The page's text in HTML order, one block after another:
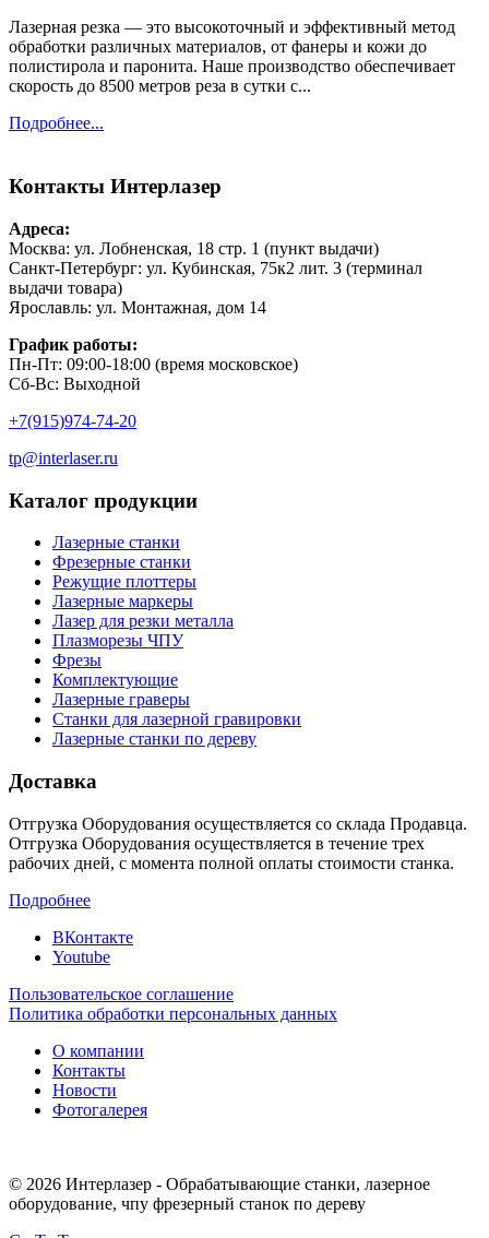
Лазерная резка — это высокоточный и эффективный метод
обработки различных материалов, от фанеры и кожи до
полистирола и паронита. Наше производство обеспечивает
скорость до 8500 метров реза в сутки с...
Подробнее...
Контакты Интерлазер
Адреса:
Москва: ул. Лобненская, 18 стр. 1 (пункт выдачи)
Санкт-Петербург: ул. Кубинская, 75к2 лит. 3 (терминал
выдачи товара)
Ярославль: ул. Монтажная, дом 14
График работы:
Пн-Пт: 09:00-18:00 (время московское)
Сб-Вс: Выходной
+7(915)974-74-20
tp@interlaser.ru
Каталог продукции
Лазерные станки
Фрезерные станки
Режущие плоттеры
Лазерные маркеры
Лазер для резки металла
Плазморезы ЧПУ
Фрезы
Комплектующие
Лазерные граверы
Станки для лазерной гравировки
Лазерные станки по дереву
Доставка
Отгрузка Оборудования осуществляется со склада Продавца.
Отгрузка Оборудования осуществляется в течение трех
рабочих дней, с момента полной оплаты стоимости станка.
Подробнее
ВКонтакте
Youtube
Пользовательское соглашение
Политика обработки персональных данных
О компании
Контакты
Новости
Фотогалерея
© 2026 Интерлазер - Обрабатывающие станки, лазерное
оборудование, чпу фрезерный станок по дереву